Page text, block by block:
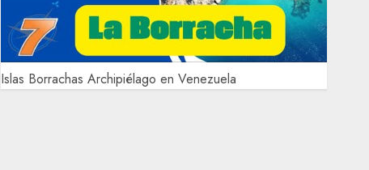
Islas Borrachas Archipiélago en Venezuela